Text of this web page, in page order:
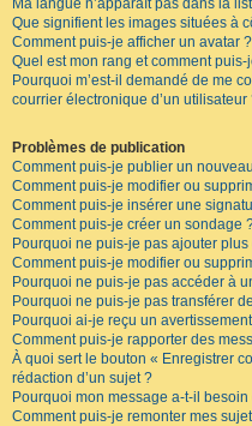
Que signifient les images situées à
Comment puis-je afficher un avatar ?
Quel est mon rang et comment
Pourquoi m’est-il demandé de me
courrier électronique d’un utilisateur
Problèmes de publication
Comment puis-je publier un
Comment puis-je modifier ou
Comment puis-je insérer une
Comment puis-je créer un sondage
Pourquoi ne puis-je pas ajouter
Comment puis-je modifier ou
Pourquoi ne puis-je pas accéder à
Pourquoi ne puis-je pas transférer
Pourquoi ai-je reçu un
Comment puis-je rapporter des
À quoi sert le bouton « Enregistrer
rédaction d’un sujet ?
Pourquoi mon message a-t-il besoin
Comment puis-je remonter mes